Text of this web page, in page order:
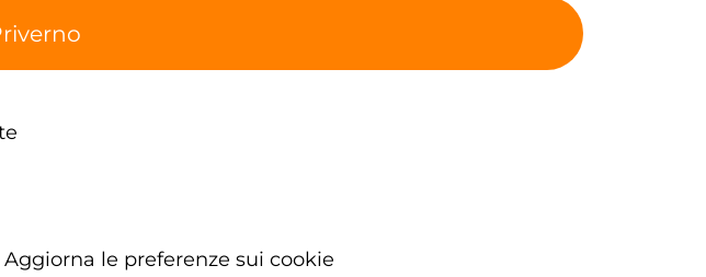
Aggiorna le preferenze sui cookie